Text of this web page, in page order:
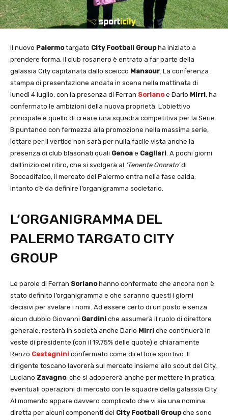
Il nuovo Palermotargato City Football Groupha iniziato a
prendere forma, il club rosanero è entrato a far parte della
galassia City capitanata dallo sceicco Mansour. La conferenza
stampa di presentazione andata in scena nella mattinata di
lunedì 4 luglio, con la presenza di Ferran Sorianoe Dario Mirri, ha
confermato le ambizioni della nuova proprietà. L’obiettivo
principale è quello di creare una squadra competitiva per la Serie
B puntando con fermezza alla promozione nella massima serie,
lottare per il vertice non sarà per nulla facile vista anche la
presenza di club blasonati quali Genoa e Cagliari. A pochi giorni
dall’inizio del ritiro, che si svolgerà al ‘Tenente Onorato’di
Boccadifalco, il mercato del Palermo entra nella fase calda;
intanto c’è da definire l’organigramma societario.
L’ORGANIGRAMMA DEL
PALERMO TARGATO CITY
GROUP
Le parole di Ferran Sorianohanno confermato che ancora non è
stato definito l’organigramma e che saranno questi i giorni
decisivi per svelare i nomi. Ad essere certo di un posto è senza
alcun dubbio Giovanni Gardini che assumerà il ruolo di direttore
generale, resterà in società anche Dario Mirri che continuerà in
veste di presidente (con il 19,75% delle quote) e chiaramente
Renzo Castagnini confermato come direttore sportivo. Il
dirigente toscano lavorerà sul mercato insieme allo scout del City,
Luciano Zavagno, che si adopererà anche per mettere in pratica
eventuali operazioni di mercato con le squadre della galassia City.
Al momento appare davvero complicato che vi sia una nomina
diretta per alcuni componenti del City Football Groupche sono